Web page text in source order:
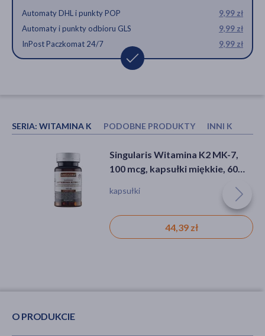
Automaty DHL i punkty POP
9,99 zł
Automaty i punkty odbioru GLS
9,99 zł
InPost Paczkomat 24/7
9,99 zł
SERIA: WITAMINA K PODOBNE PRODUKTY INNI
DOZ PRODUCT Witamina D3
4000 j.m. MAX, kapsułki miękkie,
kapsułki, obniżona odporność
21,99 zł
Singularis Witamina C 1000 mg +
Bioperine 1 mg, kapsułki, 120
kapsułki, odporność
51,99 zł
Singularis Witamina K2 MK-7,
100 mcg, kapsułki miękkie, 60
kapsułki
44,39 zł
O PRODUKCIE